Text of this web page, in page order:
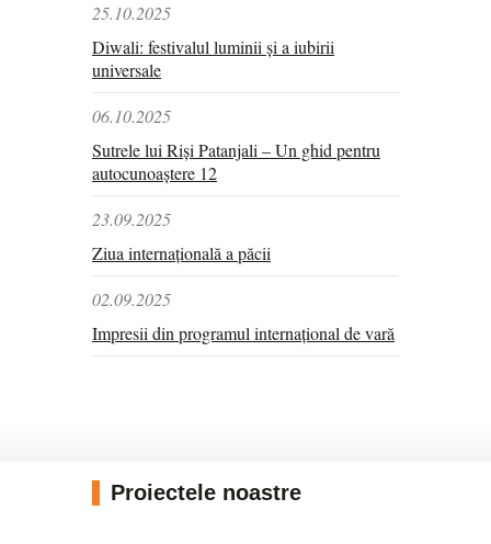
25.10.2025
Diwali: festivalul luminii și a iubirii
universale
06.10.2025
Sutrele lui Riși Patanjali – Un ghid pentru
autocunoaștere 12
23.09.2025
Ziua internațională a păcii
02.09.2025
Impresii din programul internațional de vară
Proiectele noastre